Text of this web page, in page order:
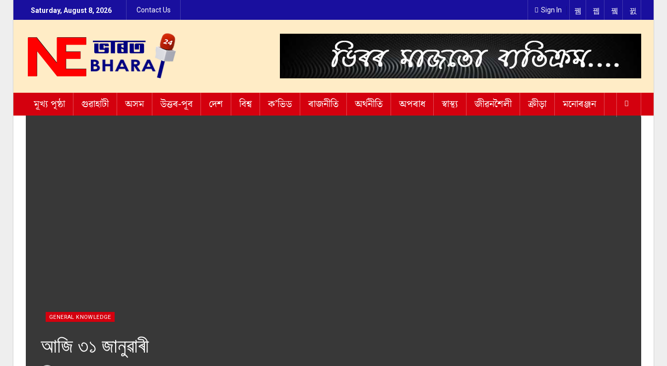
Sign In
Saturday, August 8, 2026 Contact Us
মূখ্য পৃষ্ঠা গুৱাহাটী অসম উত্তৰ-পূব দেশ বিশ্ব ক’ভিড ৰাজনীতি অৰ্থনীতি অপৰাধ স্বাস্থ্য জীৱনশৈলী ক্ৰীড়া মনোৰঞ্জন
GENERAL KNOWLEDGE
আজি ৩১ জানুৱাৰী